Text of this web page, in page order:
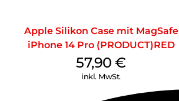
Apple Silikon Case mit MagSafe
iPhone 14 Pro (PRODUCT)RED
57,90€
inkl. MwSt.